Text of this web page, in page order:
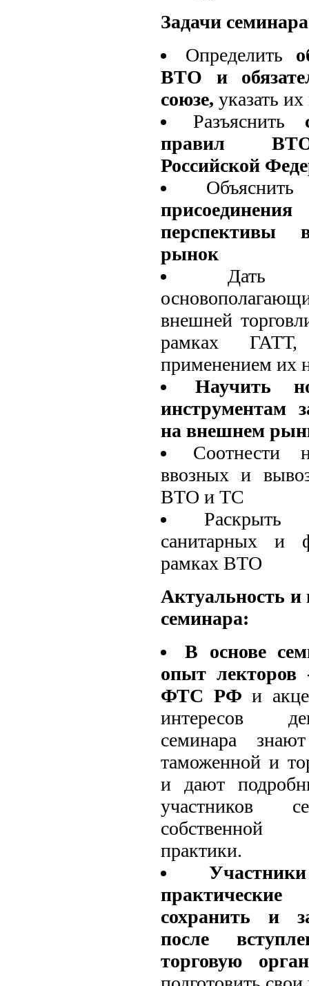
Задачи
Определить
ВТО и
союзе, указать
Разъяснить
правил ВТО
Российской
перспективы
рынок
Дать
внешней
рамках
применением их
Научить
инструментам
на внешнем
Соотнести
ввозных и
ВТО и ТС
Раскрыть
санитарных и
рамках ВТО
Актуальность и
семинара:
В основе
опыт
ФТС РФ и
интересов
семинара
таможенной и
и дают
участников
собственной
практики.
сохранить и
после
торговую